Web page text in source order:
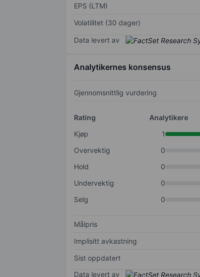
EPS (LTM)
Volatilitet (30 dager)
Data levert av
Analytikernes konsensus
Gjennomsnittlig vurdering
Rating
Analytikere
Kjøp
1
Overvektig
0
Hold
0
Undervektig
0
Selg
0
Målpris
Implisitt avkastning
Sist oppdatert
Data levert av